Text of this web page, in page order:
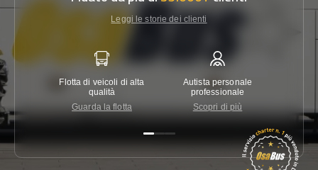
Leggi le storie dei clienti
Flotta di veicoli di alta
qualità
Guarda la flotta
Autista personale
professionale
Scopri di più